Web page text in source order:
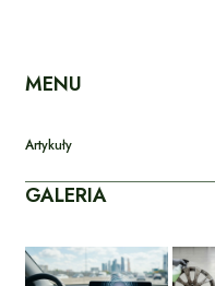
MENU
Artykuły
GALERIA